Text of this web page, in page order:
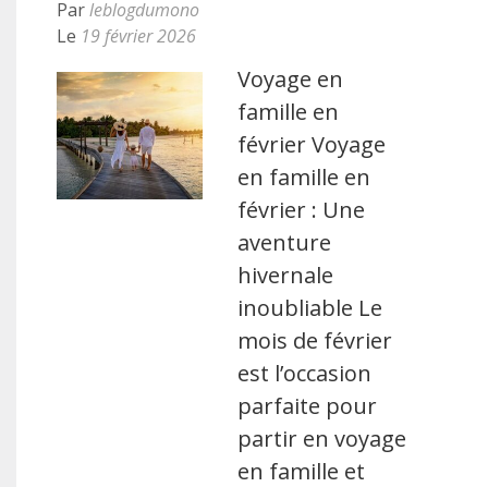
Parleblogdumono
Le 19 février 2026
Voyage en
famille en
février Voyage
en famille en
février : Une
aventure
hivernale
inoubliable Le
mois de février
est l’occasion
parfaite pour
partir en voyage
en famille et